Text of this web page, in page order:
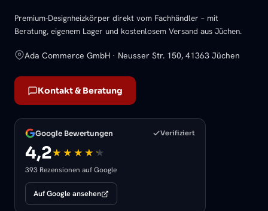
Premium-Designheizkörper direkt vom Fachhändler – mit
Beratung, eigenem Lager und kostenlosem Versand aus Jüchen.
Ada Commerce GmbH · Neusser Str. 150, 41363 Jüchen
Kontakt & Beratung
Google Bewertungen Verifiziert
4,2
393 Rezensionen auf Google
Auf Google ansehen